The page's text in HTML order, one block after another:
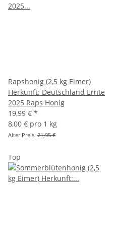
Rapshonig (2,5 kg Eimer)
Herkunft: Deutschland Ernte
2025 Raps Honig
19,99 € *
8,00 € pro 1 kg
Alter Preis: 21,95 €
Top